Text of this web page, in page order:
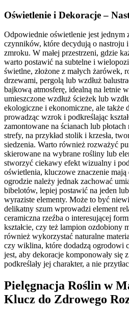
Oświetlenie i Dekoracje –
Odpowiednie oświetlenie jest jednym
czynników, które decydują o nastroju
zmroku. W małej przestrzeni, gdzie
warto postawić na subtelne i
świetlne, złożone z małych żarówek,
drzewami, pergolą lub wzdłuż
bajkową atmosferę, idealną na letnie
umieszczone wzdłuż ścieżek lub
ekologiczne i ekonomiczne, ale także
prowadząc wzrok i podkreślając
zamontowane na ścianach lub
strefy, na przykład stolik i krzesła,
siedzenia. Warto również rozważyć
skierowane na wybrane rośliny lub
stworzyć ciekawy efekt wizualny i
oświetlenia, kluczowe znaczenie mają
ogrodzie należy jednak zachować
bibelotów, lepiej postawić na jeden
wyraziste elementy. Może to być
delikatny szum wprowadzi element
ceramiczna rzeźba o interesującej
kształcie, czy też lampion ozdobiony
również wykorzystać naturalne
czy wiklina, które dodadzą ogrodowi
jest, aby dekoracje komponowały się
podkreślały jej charakter, a nie
Pielęgnacja Roślin w
Klucz do Zdrowego